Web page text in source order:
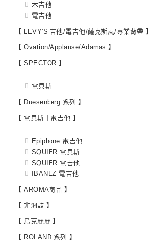
木吉他
電吉他
【 LEVY'S 吉他/電吉他/薩克斯風/專業背帶 】
【 Ovation/Applause/Adamas 】
【 SPECTOR 】
電貝斯
【 Duesenberg 系列 】
【 電貝斯｜電吉他 】
Epiphone 電吉他
SQUIER 電貝斯
SQUIER 電吉他
IBANEZ 電吉他
【 AROMA商品 】
【 非洲鼓 】
【 烏克麗麗 】
【 ROLAND 系列 】